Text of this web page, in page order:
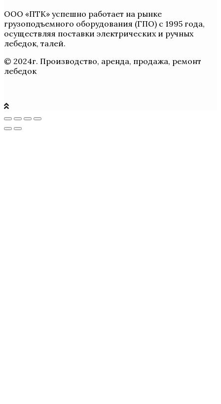
ООО «ПТК» успешно работает на рынке
грузоподъемного оборудования (ГПО) с 1995 года,
осуществляя поставки электрических и ручных
лебедок, талей.
© 2024г. Производство, аренда, продажа, ремонт
лебедок